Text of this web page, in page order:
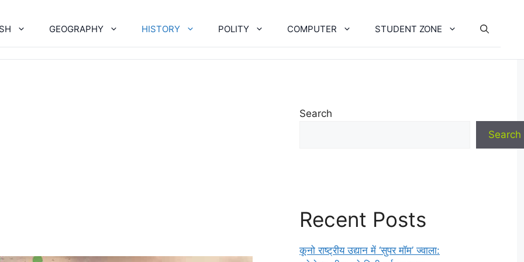
GEOGRAPHY HISTORY POLITY COMPUTER STUDENT ZONE
Search
Search
Recent Posts
कूनो राष्ट्रीय उद्यान में ‘सुपर मॉम’ ज्वाला: